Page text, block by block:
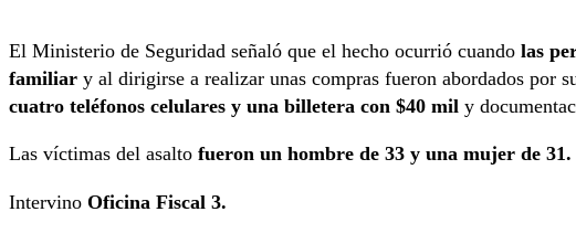
El Ministerio de Seguridad señaló que el hecho ocurrió cuando las
familiar y al dirigirse a realizar unas compras fueron abordados por
cuatro teléfonos celulares y una billetera con $40 mil y
Las víctimas del asalto fueron un hombre de 33 y una mujer de 31.
Intervino Oficina Fiscal 3.